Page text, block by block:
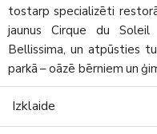
tostarp specializēti
jaunus Cirque du
Bellissima, un atpūsties
parkā – oāzē bērniem un
Izklaide